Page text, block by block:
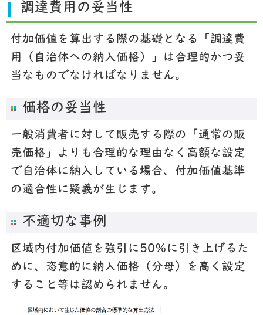
調達費用の妥当性
付加価値を算出する際の基礎となる「調達費
用（自治体への納入価格）」は合理的かつ妥
当なものでなければなりません。
価格の妥当性
一般消費者に対して販売する際の「通常の販
売価格」よりも合理的な理由なく高額な設定
で自治体に納入している場合、付加価値基準
の適合性に疑義が生じます。
不適切な事例
区域内付加価値を強引に50％に引き上げるた
めに、恣意的に納入価格（分母）を高く設定
すること等は認められません。